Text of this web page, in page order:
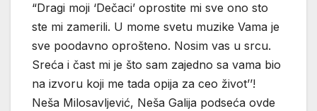
“Dragi moji ‘Dečaci’ oprostite mi sve ono sto
ste mi zamerili. U mome svetu muzike Vama je
sve poodavno oprošteno. Nosim vas u srcu.
Sreća i čast mi je što sam zajedno sa vama bio
na izvoru koji me tada opija za ceo život’’!
Neša Milosavljević, Neša Galija podseća ovde